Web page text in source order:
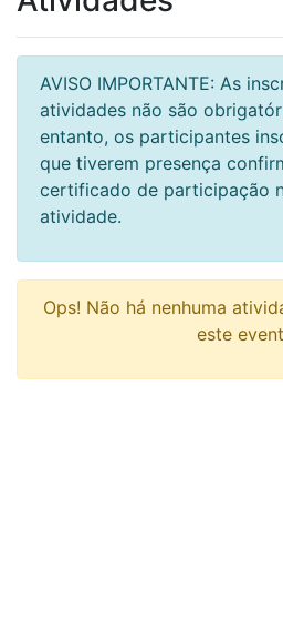
AVISO IMPORTANTE: As
atividades não são
entanto, os participantes
que tiverem presença
certificado de participação
atividade.
Ops! Não há nenhuma
este